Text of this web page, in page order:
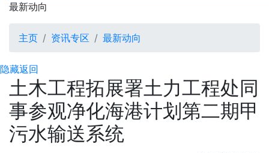
最新动向
最新动向
主页 资讯专区 最新动向
隐藏返回
土木工程拓展署土力工程处同
事参观净化海港计划第二期甲
污水输送系统